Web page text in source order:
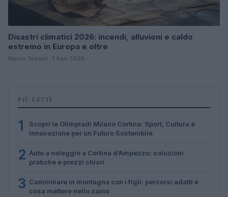
Disastri climatici 2026: incendi, alluvioni e caldo
estremo in Europa e oltre
Marco Tessari · 1 Ago 2026
PIÙ LETTI
1
Scopri le Olimpiadi Milano Cortina: Sport, Cultura e
Innovazione per un Futuro Sostenibile
2 Auto a noleggio a Cortina d’Ampezzo: soluzioni
pratiche e prezzi chiari
3 Camminare in montagna con i figli: percorsi adatti e
cosa mettere nello zaino